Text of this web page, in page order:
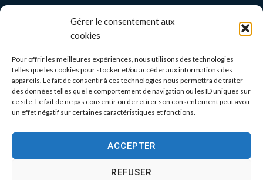
Gérer le consentement aux
cookies
Pour offrir les meilleures expériences, nous utilisons des technologies
telles que les cookies pour stocker et/ou accéder aux informations des
appareils. Le fait de consentir à ces technologies nous permettra de traiter
des données telles que le comportement de navigation ou les ID uniques sur
ce site. Le fait de ne pas consentir ou de retirer son consentement peut avoir
un effet négatif sur certaines caractéristiques et fonctions.
ACCEPTER
REFUSER